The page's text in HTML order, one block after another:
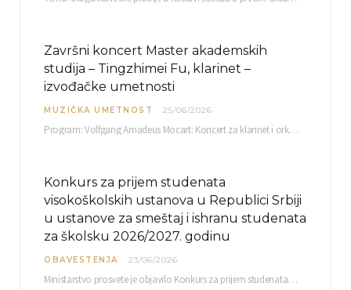
Završni koncert Master akademskih
studija – Tingzhimei Fu, klarinet –
izvođačke umetnosti
MUZIČKA UMETNOST 25/06/2026
Program: Volfgang Amadeus Mocart: Koncert za klarinet i orkestar, A-dur Mentor Miloš Mijatović, redovni profesor…
Konkurs za prijem studenata
visokoškolskih ustanova u Republici Srbiji
u ustanove za smeštaj i ishranu studenata
za školsku 2026/2027. godinu
OBAVESTENJA 23/06/2026
Ministarstvo prosvete je objavilo Konkurs za prijem studenata visokoškolskih ustanova u Republici Srbiji u ustanove…